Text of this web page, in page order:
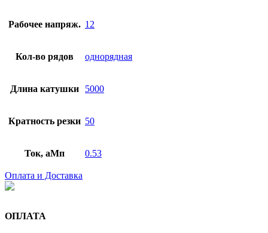
Рабочее напряж. 12
Кол-во рядов однорядная
Длина катушки 5000
Кратность резки 50
Ток, аМп 0.53
Оплата и Доставка
ОПЛАТА